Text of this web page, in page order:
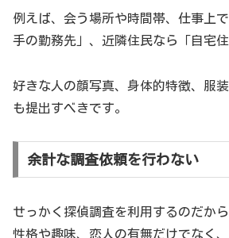
例えば、会う場所や時間帯、仕事上
手の勤務先」、近隣住民なら「自宅住
好きな人の顔写真、身体的特徴、服
も提出すべきです。
余計な調査依頼を行わない
せっかく探偵調査を利用するのだから
性格や趣味、恋人の有無だけでなく